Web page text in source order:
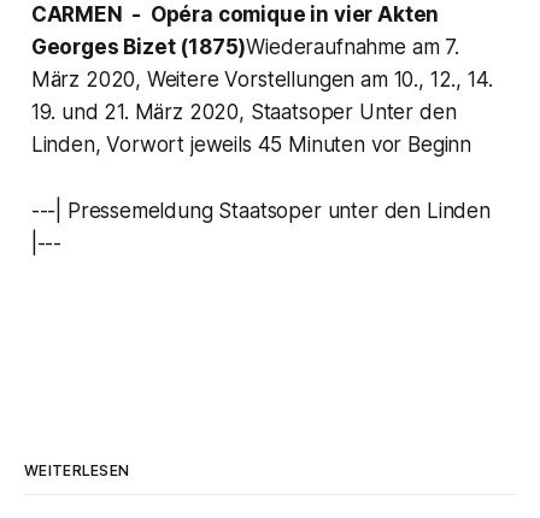
CARMEN - Opéra comique in vier Akten
Georges Bizet (1875)Wiederaufnahme am 7.
März 2020, Weitere Vorstellungen am 10., 12., 14.
19. und 21. März 2020, Staatsoper Unter den
Linden, Vorwort jeweils 45 Minuten vor Beginn
---| Pressemeldung Staatsoper unter den Linden
|---
WEITERLESEN